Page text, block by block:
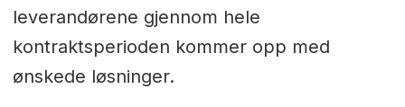
leverandørene gjennom hele
kontraktsperioden kommer opp med
ønskede løsninger.